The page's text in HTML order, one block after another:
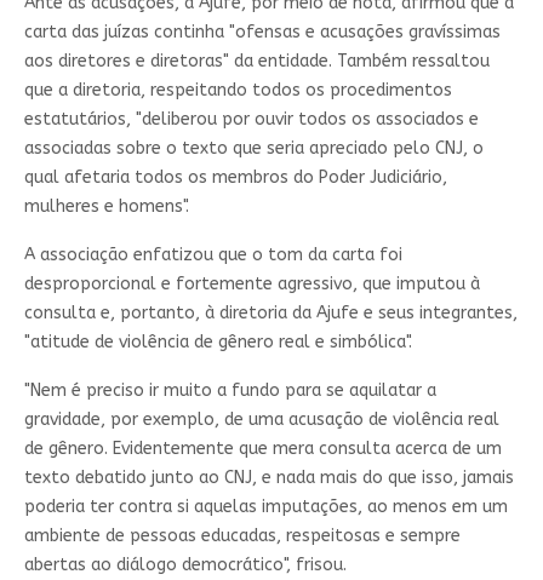
carta das juízas continha "ofensas e acusações gravíssimas
aos diretores e diretoras" da entidade. Também ressaltou
que a diretoria, respeitando todos os procedimentos
estatutários, "deliberou por ouvir todos os associados e
associadas sobre o texto que seria apreciado pelo CNJ, o
qual afetaria todos os membros do Poder Judiciário,
mulheres e homens".
A associação enfatizou que o tom da carta foi
desproporcional e fortemente agressivo, que imputou à
consulta e, portanto, à diretoria da Ajufe e seus integrantes,
"atitude de violência de gênero real e simbólica".
"Nem é preciso ir muito a fundo para se aquilatar a
gravidade, por exemplo, de uma acusação de violência real
de gênero. Evidentemente que mera consulta acerca de um
texto debatido junto ao CNJ, e nada mais do que isso, jamais
poderia ter contra si aquelas imputações, ao menos em um
ambiente de pessoas educadas, respeitosas e sempre
abertas ao diálogo democrático", frisou.